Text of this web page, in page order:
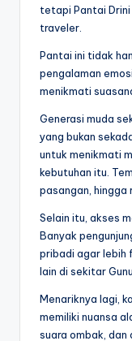
tetapi Pantai
traveler.
Pantai ini tidak
pengalaman
menikmati
Generasi muda
yang bukan
untuk menikmati
kebutuhan itu.
pasangan, hingga
Selain itu, akses
Banyak
pribadi agar lebih
lain di sekitar
Menariknya lagi,
memiliki nuansa
suara ombak, dan